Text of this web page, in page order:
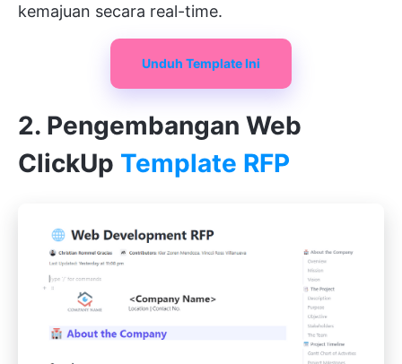
kemajuan secara real-time.
Unduh Template Ini
2. Pengembangan Web
ClickUp Template RFP